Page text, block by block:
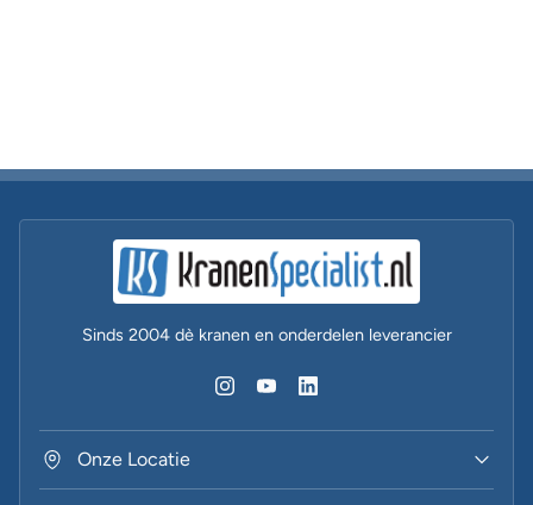
Sinds 2004 dè kranen en onderdelen leverancier
Onze Locatie